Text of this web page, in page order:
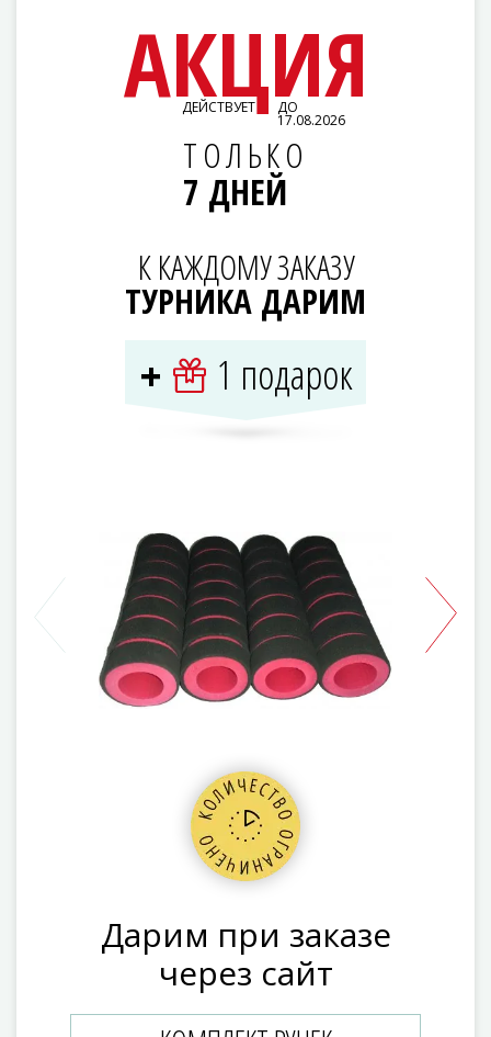
АКЦИЯ
ДЕЙСТВУЕТ ДО
17.08.2026
ТОЛЬКО
7 ДНЕЙ
К КАЖДОМУ ЗАКАЗУ
ТУРНИКА ДАРИМ
+ 1 подарок
Дарим при заказе
через сайт